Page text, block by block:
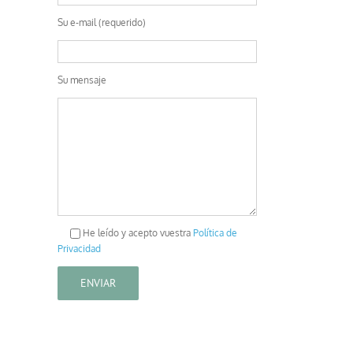
Su e-mail (requerido)
Su mensaje
He leído y acepto vuestra Política de
Privacidad